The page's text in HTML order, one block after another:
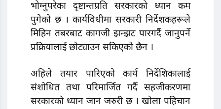
भोग्नुपरेका दृष्टान्तप्रति सरकारको ध्यान कम
पुगेको छ । कार्यविधीमा सरकारी निर्देशकहरूले
मिहिन तबरबाट कागजी झन्झट पारगर्दै जानुपर्ने
प्रक्रियालाई छोट्याउन सकिएको छैन ।
अहिले तयार पारिएको कार्य निर्देशिकालाई
संशोधित तथा परिमार्जित गर्दै सहजीकरणमा
सरकारको ध्यान जान जरुरी छ । खोला पहिचान